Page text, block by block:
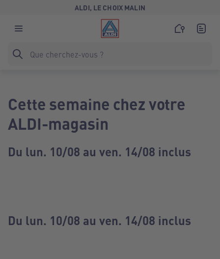
ALDI, LE CHOIX MALIN
Cette semaine chez votre
ALDI-magasin
Du lun. 10/08 au ven. 14/08 inclus
Du lun. 10/08 au ven. 14/08 inclus